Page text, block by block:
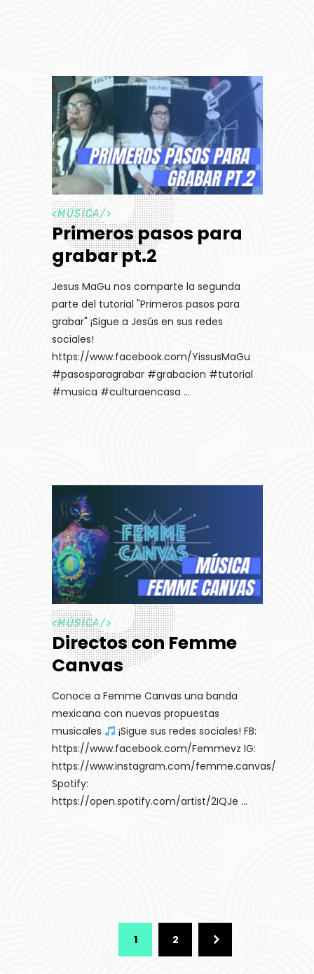
<MÚSICA/>
Primeros pasos para
grabar pt.2
Jesus MaGu nos comparte la segunda
parte del tutorial "Primeros pasos para
grabar" ¡Sigue a Jesús en sus redes
sociales!
https://www.facebook.com/YissusMaGu
#pasosparagrabar #grabacion #tutorial
#musica #culturaencasa
<MÚSICA/>
Directos con Femme
Canvas
Conoce a Femme Canvas una banda
mexicana con nuevas propuestas
musicales
¡Sigue sus redes sociales! FB:
https://www.facebook.com/Femmevz IG:
https://www.instagram.com/femme.canvas/
Spotify:
https://open.spotify.com/artist/2IQJe
1 2